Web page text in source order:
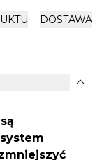
DOSTAWA
expand_more